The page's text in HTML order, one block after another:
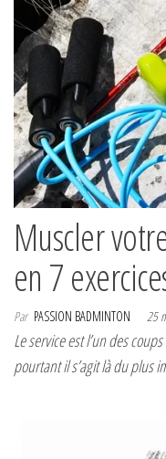
Muscler
en 7
Par PASSION BADMINTON 25
Le service est l’un des
pourtant il s’agit là du plus